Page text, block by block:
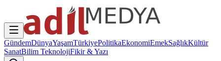
GündemDünyaYaşamTürkiyePolitikaEkonomiEmekSağlıkKültür
SanatBilim TeknolojiFikir & Yazı